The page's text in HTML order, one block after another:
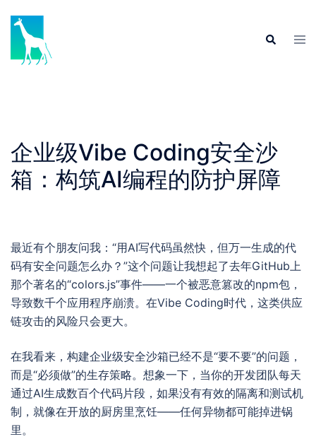
content
Search
企业级Vibe Coding安全沙
箱：构筑AI编程的防护屏障
最近有个朋友问我：“用AI写代码虽然快，但万一生成的代
码有安全问题怎么办？”这个问题让我想起了去年GitHub上
那个著名的“colors.js”事件——一个被恶意篡改的npm包，
导致数千个应用程序崩溃。在Vibe Coding时代，这类供应
链攻击的风险只会更大。
在我看来，构建企业级安全沙箱已经不是“要不要”的问题，
而是“必须做”的生存策略。想象一下，当你的开发团队每天
通过AI生成数百个代码片段，如果没有有效的隔离和测试机
制，就像在开放的厨房里烹饪——任何异物都可能掉进锅
里。